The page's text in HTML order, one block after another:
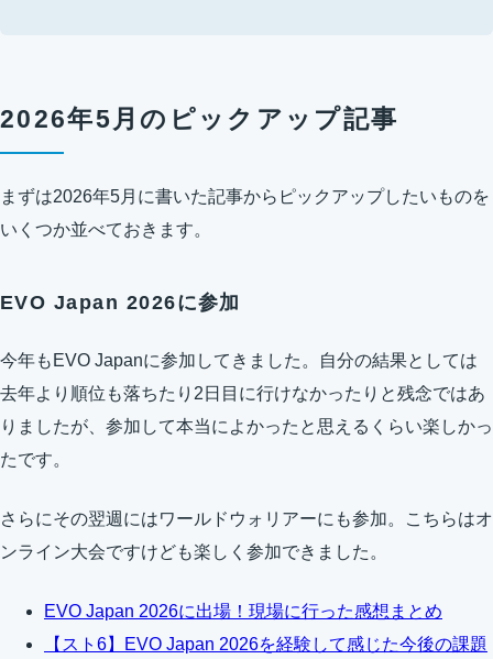
2026年5月のピックアップ記事
まずは2026年5月に書いた記事からピックアップしたいものを
いくつか並べておきます。
EVO Japan 2026に参加
今年もEVO Japanに参加してきました。自分の結果としては
去年より順位も落ちたり2日目に行けなかったりと残念ではあ
りましたが、参加して本当によかったと思えるくらい楽しかっ
たです。
さらにその翌週にはワールドウォリアーにも参加。こちらはオ
ンライン大会ですけども楽しく参加できました。
EVO Japan 2026に出場！現場に行った感想まとめ
【スト6】EVO Japan 2026を経験して感じた今後の課題